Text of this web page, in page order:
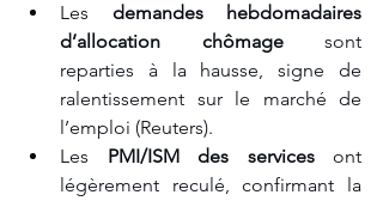
Les demandes hebdomadaires
d’allocation chômage sont
reparties à la hausse, signe de
ralentissement sur le marché de
l’emploi (Reuters).
Les PMI/ISM des services ont
légèrement reculé, confirmant la